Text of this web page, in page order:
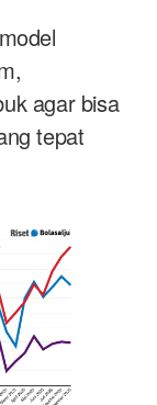
agar bisa
tepat